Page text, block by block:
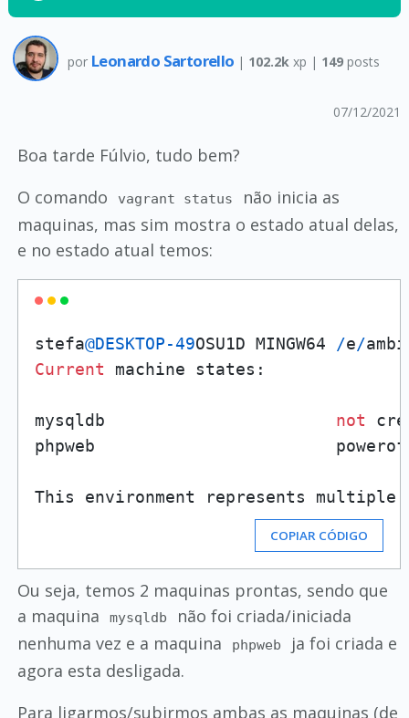
por Leonardo Sartorello | 102.2k xp | 149posts
07/12/2021
Boa tarde Fúlvio, tudo bem?
O comando
vagrant status
não inicia as
maquinas, mas sim mostra o estado atual delas,
e no estado atual temos:
stefa@DESKTOP-49OSU1D MINGW64 /e/
Current machine states:
mysqldb not
phpweb
This environment represents multiple
COPIAR CÓDIGO
Ou seja, temos 2 maquinas prontas, sendo que
a maquina
mysqldb
não foi criada/iniciada
nenhuma vez e a maquina
phpweb
ja foi criada e
agora esta desligada.
Para ligarmos/subirmos ambas as maquinas (de